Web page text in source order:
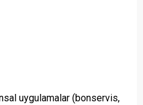
uygulamalar (bonservis,